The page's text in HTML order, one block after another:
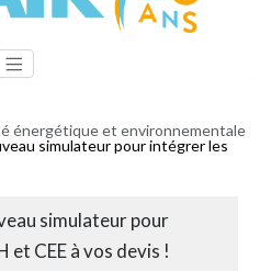
énergétique et environnementale
simulateur pour intégrer les
simulateur pour
CEE à vos devis !